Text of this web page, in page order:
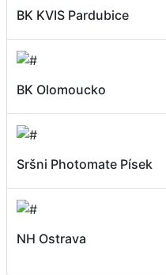
BK KVIS Pardubice
BK Olomoucko
Sršni Photomate Písek
NH Ostrava